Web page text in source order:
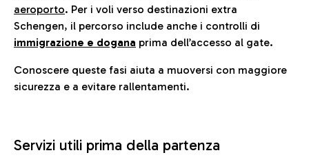
aeroporto. Per i voli verso destinazioni extra
Schengen, il percorso include anche i controlli di
immigrazione e dogana prima dell’accesso al gate.
Conoscere queste fasi aiuta a muoversi con maggiore
sicurezza e a evitare rallentamenti.
Servizi utili prima della partenza